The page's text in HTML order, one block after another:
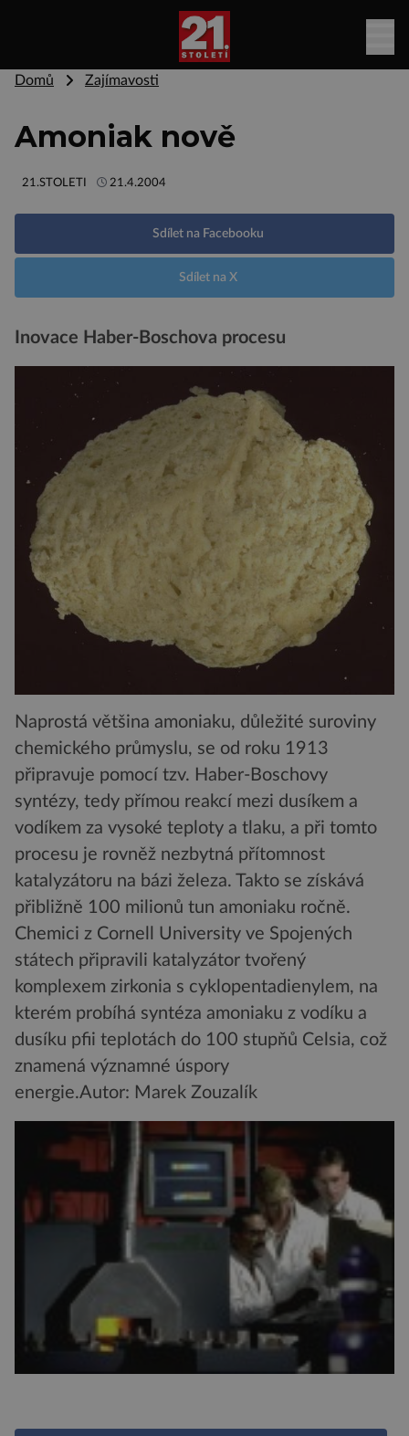
Domů Zajímavosti
Amoniak nově
21.STOLETI 21.4.2004
Sdílet na Facebooku
Sdílet na X
Inovace Haber-Boschova procesu
Naprostá většina amoniaku, důležité suroviny
chemického průmyslu, se od roku 1913
připravuje pomocí tzv. Haber-Boschovy
syntézy, tedy přímou reakcí mezi dusíkem a
vodíkem za vysoké teploty a tlaku, a při tomto
procesu je rovněž nezbytná přítomnost
katalyzátoru na bázi železa. Takto se získává
přibližně 100 milionů tun amoniaku ročně.
Chemici z Cornell University ve Spojených
státech připravili katalyzátor tvořený
komplexem zirkonia s cyklopentadienylem, na
kterém probíhá syntéza amoniaku z vodíku a
dusíku pfii teplotách do 100 stupňů Celsia, což
znamená významné úspory
energie.Autor: Marek Zouzalík